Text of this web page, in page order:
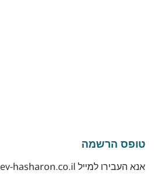
טופס הרשמה
אנא העבירו למייל mazalg@lev-hasharon.co.il